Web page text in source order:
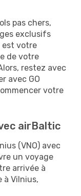
pas chers,
exclusifs
est votre
de votre
restez avec
avec GO
votre
airBaltic
(VNO) avec
un voyage
arrivée à
à Vilnius,